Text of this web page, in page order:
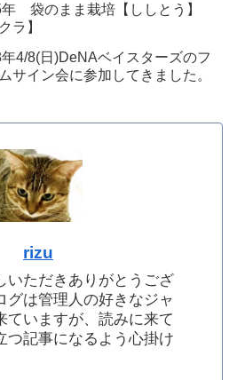
袋のまま栽培【ししとう】
ラ】
4/8(日)DeNAベイスターズのフ
サイン会に参加してきました。
rizu
いただきありがとうござ
グは管理人の好きなジャ
ていますが、読みに来て
つ記事になるよう心掛け